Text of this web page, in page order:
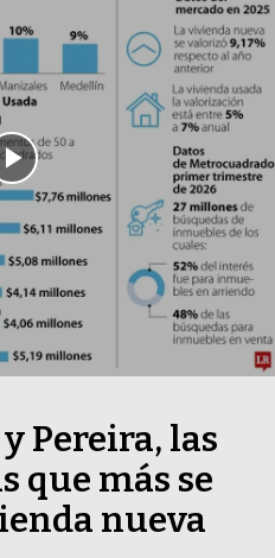
Pereira, las
que más se
nueva